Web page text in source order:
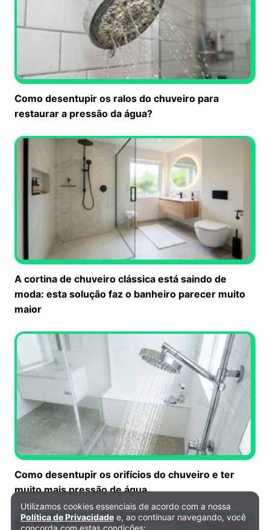
Como desentupir os ralos do chuveiro para
restaurar a pressão da água?
A cortina de chuveiro clássica está saindo de
moda: esta solução faz o banheiro parecer muito
maior
Como desentupir os orifícios do chuveiro e ter
muito mais pressão de água
Política de Privacidade e Cookies
Utilizamos cookies essenciais de acordo com a nossa
Política de Privacidade e, ao continuar navegando, você
concorda com estas condições: